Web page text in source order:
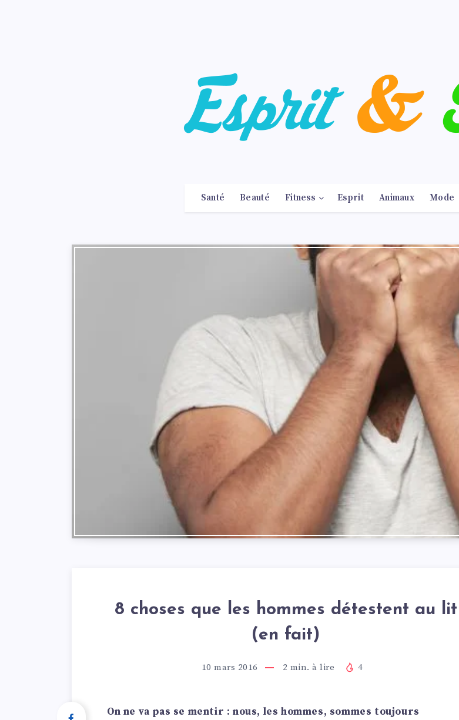
Santé Beauté Fitness Esprit Animaux Mode
8 choses que les hommes détestent au lit
(en fait)
10 mars 2016 2 min. à lire 4
On ne va pas se mentir : nous, les hommes, sommes toujours